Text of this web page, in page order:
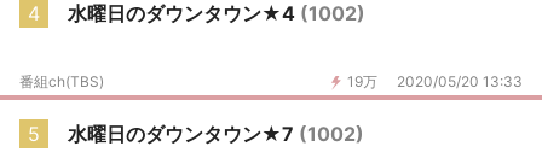
4 水曜日のダウンタウン★4 (1002)
19万 2020/05/20 13:33
番組ch(TBS)
5 水曜日のダウンタウン★7 (1002)